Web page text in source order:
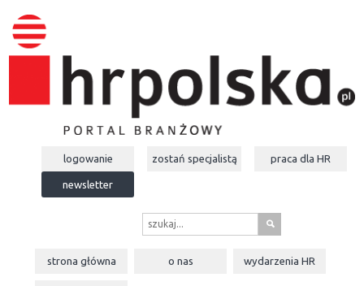
logowanie zostań specjalistą praca dla HR
newsletter
s
strona główna o nas wydarzeniaHR